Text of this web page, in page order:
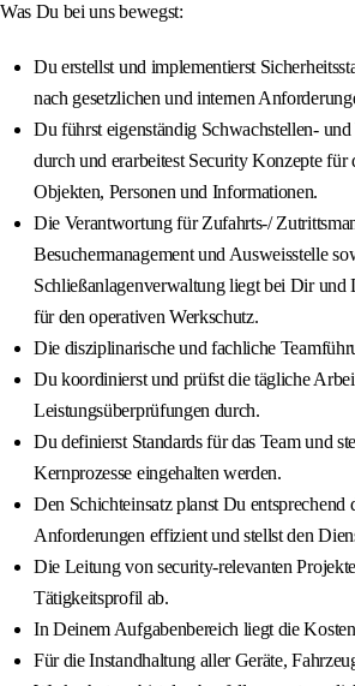
Was Du bei uns bewegst:
Du erstellst und implementierst
nach gesetzlichen und internen
Du führst eigenständig Schwachstellen-
durch und erarbeitest Security Konzepte für
Objekten, Personen und Informationen.
Die Verantwortung für Zufahrts-/
Besuchermanagement und Ausweisstelle
Schließanlagenverwaltung liegt bei Dir und
für den operativen Werkschutz.
Die disziplinarische und fachliche
Du koordinierst und prüfst die tägliche
Leistungsüberprüfungen durch.
Du definierst Standards für das Team und
Kernprozesse eingehalten werden.
Den Schichteinsatz planst Du entsprechend
Anforderungen effizient und stellst den
Die Leitung von security-relevanten
Tätigkeitsprofil ab.
In Deinem Aufgabenbereich liegt die
Für die Instandhaltung aller Geräte,